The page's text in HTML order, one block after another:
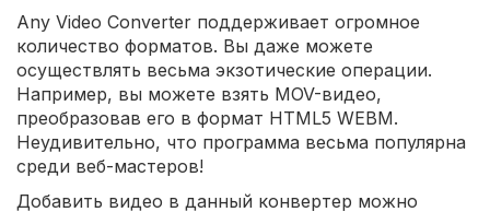
Any Video Converter поддерживает огромное
количество форматов. Вы даже можете
осуществлять весьма экзотические операции.
Например, вы можете взять MOV-видео,
преобразовав его в формат HTML5 WEBM.
Неудивительно, что программа весьма популярна
среди веб-мастеров!
Добавить видео в данный конвертер можно